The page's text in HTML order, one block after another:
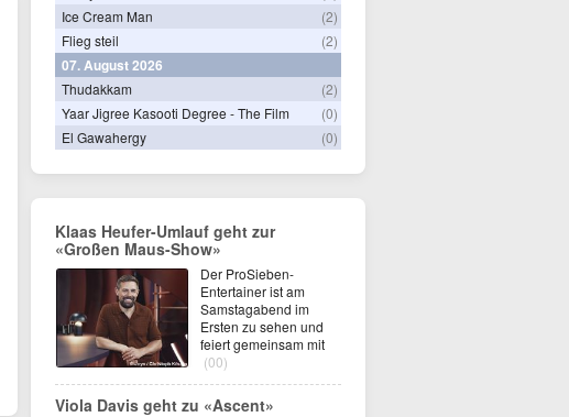
Ice Cream Man
(2)
Flieg steil
(2)
07. August 2026
Thudakkam
(2)
Yaar Jigree Kasooti Degree - The Film
(0)
El Gawahergy
(0)
Klaas Heufer-Umlauf geht zur
«Großen Maus-Show»
Der ProSieben-
Entertainer ist am
Samstagabend im
Ersten zu sehen und
feiert gemeinsam mit
(00)
Viola Davis geht zu «Ascent»